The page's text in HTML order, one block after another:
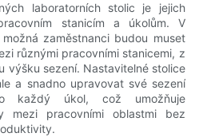
laboratorních stolic je jejich
stanicím a úkolům. V
zaměstnanci budou muset
různými pracovními stanicemi, z
výšku sezení. Nastavitelné stolice
a snadno upravovat své sezení
každý úkol, což umožňuje
mezi pracovními oblastmi bez